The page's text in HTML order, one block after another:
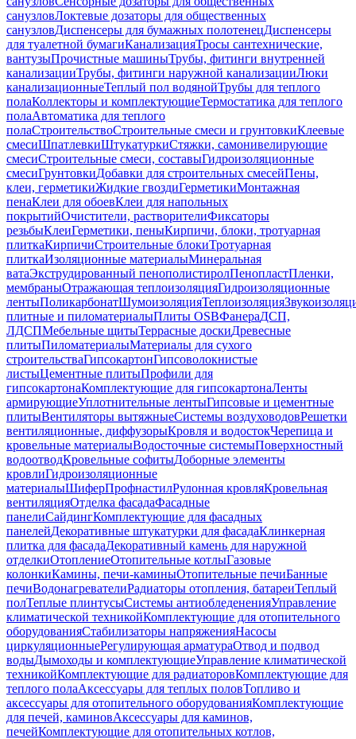
санузловЛоктевые дозаторы для общественных
санузловДиспенсеры для бумажных полотенецДиспенсеры
для туалетной бумагиКанализацияТросы сантехнические,
вантузыПрочистные машиныТрубы, фитинги внутренней
канализацииТрубы, фитинги наружной канализацииЛюки
канализационныеТеплый пол водянойТрубы для теплого
полаКоллекторы и комплектующиеТермостатика для теплого
полаАвтоматика для теплого
полаСтроительствоСтроительные смеси и грунтовкиКлеевые
смесиШпатлевкиШтукатуркиСтяжки, самонивелирующие
смесиСтроительные смеси, составыГидроизоляционные
смесиГрунтовкиДобавки для строительных смесейПены,
клеи, герметикиЖидкие гвоздиГерметикиМонтажная
пенаКлеи для обоевКлеи для напольных
покрытийОчистители, растворителиФиксаторы
резьбыКлеиГерметики, пеныКирпичи, блоки, тротуарная
плиткаКирпичиСтроительные блокиТротуарная
плиткаИзоляционные материалыМинеральная
ватаЭкструдированный пенополистиролПенопластПленки,
мембраныОтражающая теплоизоляцияГидроизоляционные
лентыПоликарбонатШумоизоляцияТеплоизоляция
плитные и пиломатериалыПлиты OSBФанераДСП,
ЛДСПМебельные щитыТеррасные доскиДревесные
плитыПиломатериалыМатериалы для сухого
строительстваГипсокартонГипсоволокнистые
листыЦементные плитыПрофили для
гипсокартонаКомплектующие для гипсокартонаЛенты
армирующиеУплотнительные лентыГипсовые и цементные
плитыВентиляторы вытяжныеСистемы воздуховодовРешетки
вентиляционные, диффузорыКровля и водостокЧерепица и
кровельные материалыВодосточные системыПоверхностный
водоотводКровельные софитыДоборные элементы
кровлиГидроизоляционные
материалыШиферПрофнастилРулонная кровляКровельная
вентиляцияОтделка фасадаФасадные
панелиСайдингКомплектующие для фасадных
панелейДекоративные штукатурки для фасадаКлинкерная
плитка для фасадаДекоративный камень для наружной
отделкиОтоплениеОтопительные котлыГазовые
колонкиКамины, печи-каминыОтопительные печиБанные
печиВодонагревателиРадиаторы отопления, батареиТеплый
полТеплые плинтусыСистемы антиобледененияУправление
климатической техникойКомплектующие для отопительного
оборудованияСтабилизаторы напряженияНасосы
циркуляционныеРегулирующая арматураОтвод и подвод
водыДымоходы и комплектующиеУправление климатической
техникойКомплектующие для радиаторовКомплектующие для
теплого полаАксессуары для теплых половТопливо и
аксессуары для отопительного оборудованияКомплектующие
для печей, каминовАксессуары для каминов,
печейКомплектующие для отопительных котлов,